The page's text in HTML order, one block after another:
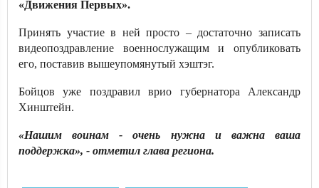
«Движения Первых».
Принять участие в ней просто – достаточно записать
видеопоздравление военнослужащим и опубликовать
его, поставив вышеупомянутый хэштэг.
Бойцов уже поздравил врио губернатора Александр
Хинштейн.
«Нашим воинам - очень нужна и важна ваша
поддержка», - отметил глава региона.